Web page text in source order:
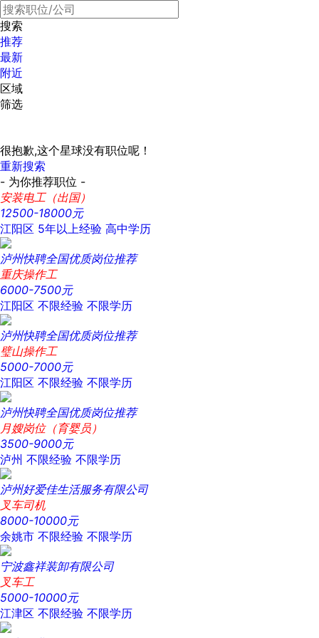
搜索
推荐
最新
附近
区域
筛选
很抱歉,这个星球没有职位呢！
重新搜索
- 为你推荐职位 -
安装电工（出国）
12500-18000元
江阳区 5年以上经验 高中学历
泸州快聘全国优质岗位推荐
重庆操作工
6000-7500元
江阳区 不限经验 不限学历
泸州快聘全国优质岗位推荐
璧山操作工
5000-7000元
江阳区 不限经验 不限学历
泸州快聘全国优质岗位推荐
月嫂岗位（育婴员）
3500-9000元
泸州 不限经验 不限学历
泸州好爱佳生活服务有限公司
叉车司机
8000-10000元
余姚市 不限经验 不限学历
宁波鑫祥装卸有限公司
叉车工
5000-10000元
江津区 不限经验 不限学历